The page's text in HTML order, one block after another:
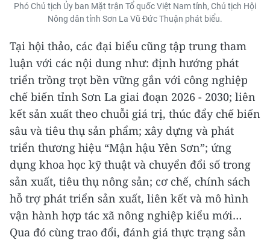
Phó Chủ tịch Ủy ban Mặt trận Tổ quốc Việt Nam tỉnh, Chủ tịch Hội
Nông dân tỉnh Sơn La Vũ Đức Thuận phát biểu.
Tại hội thảo, các đại biểu cũng tập trung tham
luận với các nội dung như: định hướng phát
triển trồng trọt bền vững gắn với công nghiệp
chế biến tỉnh Sơn La giai đoạn 2026 - 2030; liên
kết sản xuất theo chuỗi giá trị, thúc đẩy chế biến
sâu và tiêu thụ sản phẩm; xây dựng và phát
triển thương hiệu “Mận hậu Yên Sơn”; ứng
dụng khoa học kỹ thuật và chuyển đổi số trong
sản xuất, tiêu thụ nông sản; cơ chế, chính sách
hỗ trợ phát triển sản xuất, liên kết và mô hình
vận hành hợp tác xã nông nghiệp kiểu mới…
Qua đó cùng trao đổi, đánh giá thực trạng sản